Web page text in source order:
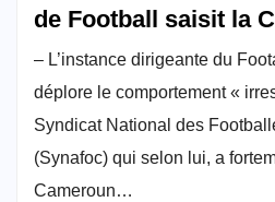
de Football saisit la
– L’instance dirigeante du
déplore le comportement «
Syndicat National des
(Synafoc) qui selon lui, a
Cameroun…